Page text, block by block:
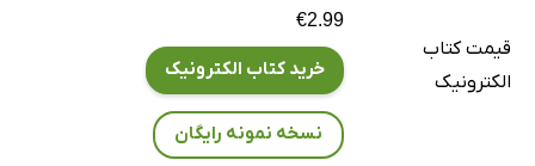
قیمت کتاب
الکترونیک
€2.99
خرید کتاب الکترونیک
نسخه نمونه رایگان